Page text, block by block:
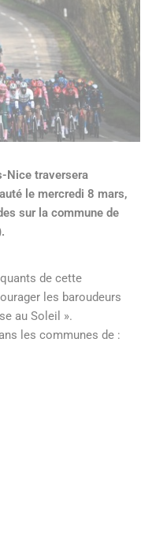
Nice traversera
le mercredi 8 mars,
sur la commune de
de cette
les baroudeurs
au Soleil ».
les communes de :